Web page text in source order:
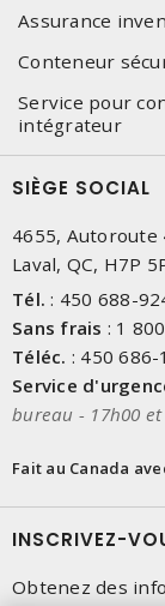
Assurance
Conteneur
Service pour
intégrateur
SIÈGE SOCIAL
4655, Autoroute
Laval, QC, H7P
Tél. : 450 688-
Sans frais : 1
Téléc. : 450 686-
Service
bureau - 17h00
Fait au Canada
INSCRIVEZ-
Obtenez des